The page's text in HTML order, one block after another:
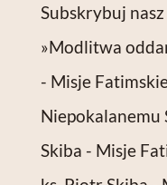
Subskrybuj
»Modlitwa
- Misje
Niepokalanemu
Skiba - Misje